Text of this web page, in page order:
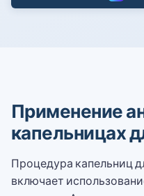
Применение
капельницах
Процедура капельниц
включает